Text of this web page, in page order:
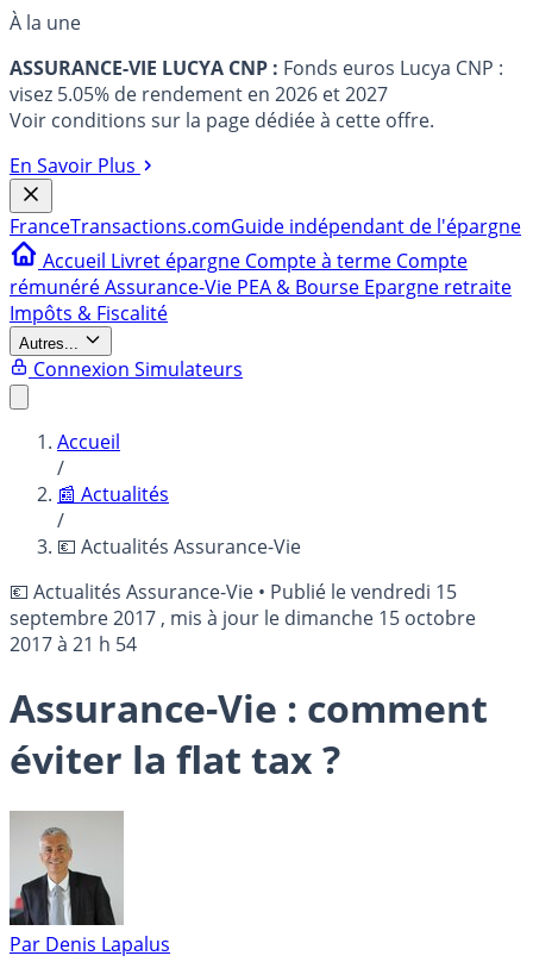
À la une
ASSURANCE-VIE LUCYA CNP : Fonds euros Lucya CNP :
visez 5.05% de rendement en 2026 et 2027
Voir conditions sur la page dédiée à cette offre.
En Savoir Plus
FranceTransactions.comGuide indépendant de l'épargne
Accueil Livret épargne Compte à terme Compte
rémunéréAssurance-Vie PEA & Bourse Epargne retraite
Impôts & Fiscalité
Autres...
Connexion Simulateurs
Accueil
/
📰 Actualités
/
💶 Actualités Assurance-Vie
💶 Actualités Assurance-Vie • Publié levendredi 15
septembre 2017 , mis à jour le dimanche 15 octobre
2017 à 21 h 54
Assurance-Vie : comment
éviter la flat tax ?
Par Denis Lapalus